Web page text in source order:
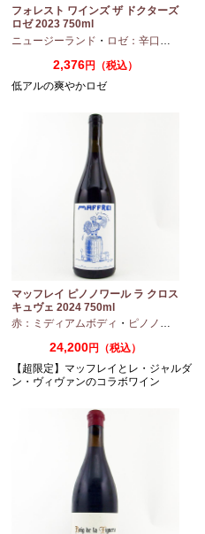
・ カベルネフラン
フォレスト ワインズ ザ ドクターズ
ロゼ 2023 750ml
ニュージーランド ・ ロゼ：辛口
2,376円（税込）
低アルの爽やかロゼ
ルドネ
マッフレイ ピノノワール ラ クロス
キュヴェ 2024 750ml
赤：ミディアムボディ ・ ピノノワール
24,200円（税込）
【超限定】マッフレイとレ・ジャルダ
ン・ヴィヴァンのコラボワイン